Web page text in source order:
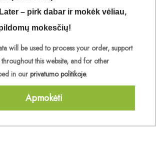
will be used to process your order, support
this website, and for other
in our privatumo politikoje.
Apmokėti